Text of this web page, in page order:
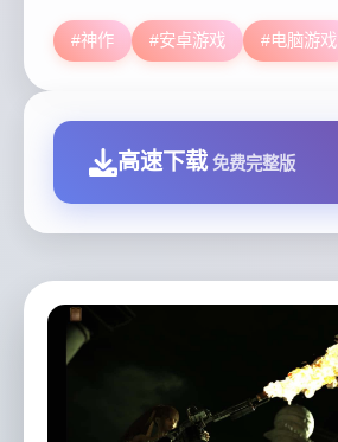
#神作 #安卓游戏 #电脑游戏
高速下载 免费完整版